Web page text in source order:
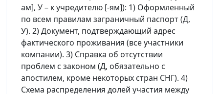
ам], У – к учредителю [-ям]): 1) Оформленный
по всем правилам заграничный паспорт (Д,
У). 2) Документ, подтверждающий адрес
фактического проживания (все участники
компании). 3) Справка об отсутствии
проблем с законом (Д, обязательно с
апостилем, кроме некоторых стран СНГ). 4)
Схема распределения долей участия между